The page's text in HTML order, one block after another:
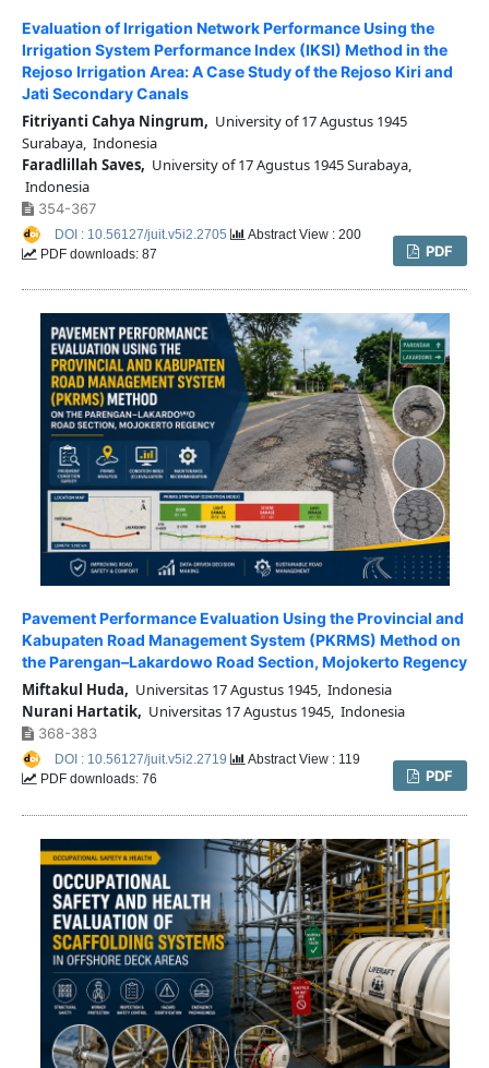
Evaluation of Irrigation Network Performance Using the
Irrigation System Performance Index (IKSI) Method in the
Rejoso Irrigation Area: A Case Study of the Rejoso Kiri and
Jati Secondary Canals
Fitriyanti Cahya Ningrum, University of 17 Agustus 1945
Surabaya, Indonesia
Faradlillah Saves, University of 17 Agustus 1945 Surabaya,
Indonesia
354-367
PDF
DOI : 10.56127/juit.v5i2.2705
Abstract View : 200
PDF downloads: 87
Pavement Performance Evaluation Using the Provincial and
Kabupaten Road Management System (PKRMS) Method on
the Parengan–Lakardowo Road Section, Mojokerto Regency
Miftakul Huda, Universitas 17 Agustus 1945, Indonesia
Nurani Hartatik, Universitas 17 Agustus 1945, Indonesia
368-383
PDF
DOI : 10.56127/juit.v5i2.2719
Abstract View : 119
PDF downloads: 76